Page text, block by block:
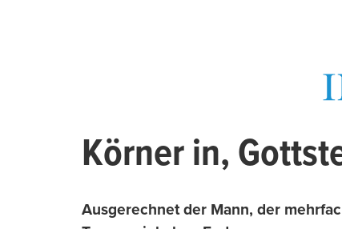
Körner in,
Ausgerechnet der Mann, der